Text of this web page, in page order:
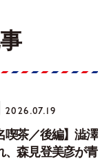
2026.07.19
喫茶／後編】澁澤
、森見登美彦が青